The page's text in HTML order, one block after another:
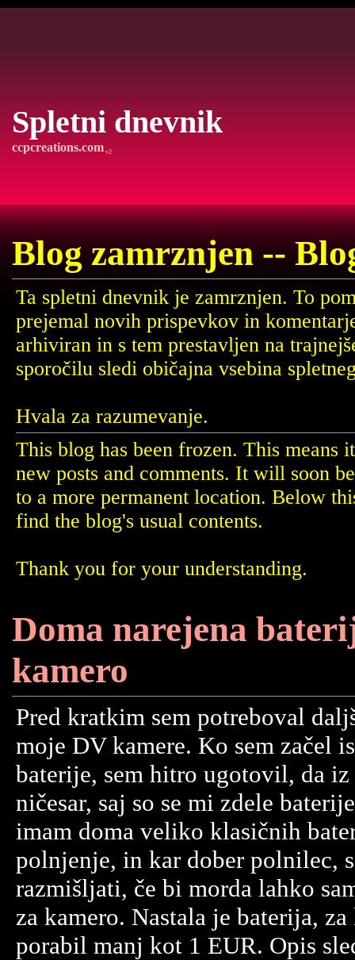
Spletni dnevnik
ccpcreations.com v2
Blog zamrznjen --
Ta spletni dnevnik je zamrznjen. To
prejemal novih prispevkov in
arhiviran in s tem prestavljen na
sporočilu sledi običajna vsebina
Hvala za razumevanje.
This blog has been frozen. This means
new posts and comments. It will soon
to a more permanent location. Below
find the blog's usual contents.
Thank you for your understanding.
Doma narejena
kamero
Pred kratkim sem potreboval
moje DV kamere. Ko sem začel
baterije, sem hitro ugotovil, da iz
ničesar, saj so se mi zdele
imam doma veliko klasičnih
polnjenje, in kar dober polnilec,
razmišljati, če bi morda lahko
za kamero. Nastala je baterija, za
porabil manj kot 1 EUR. Opis